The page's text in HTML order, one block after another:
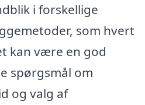
i forskellige
som hvert
kan være en god
spørgsmål om
og valg af